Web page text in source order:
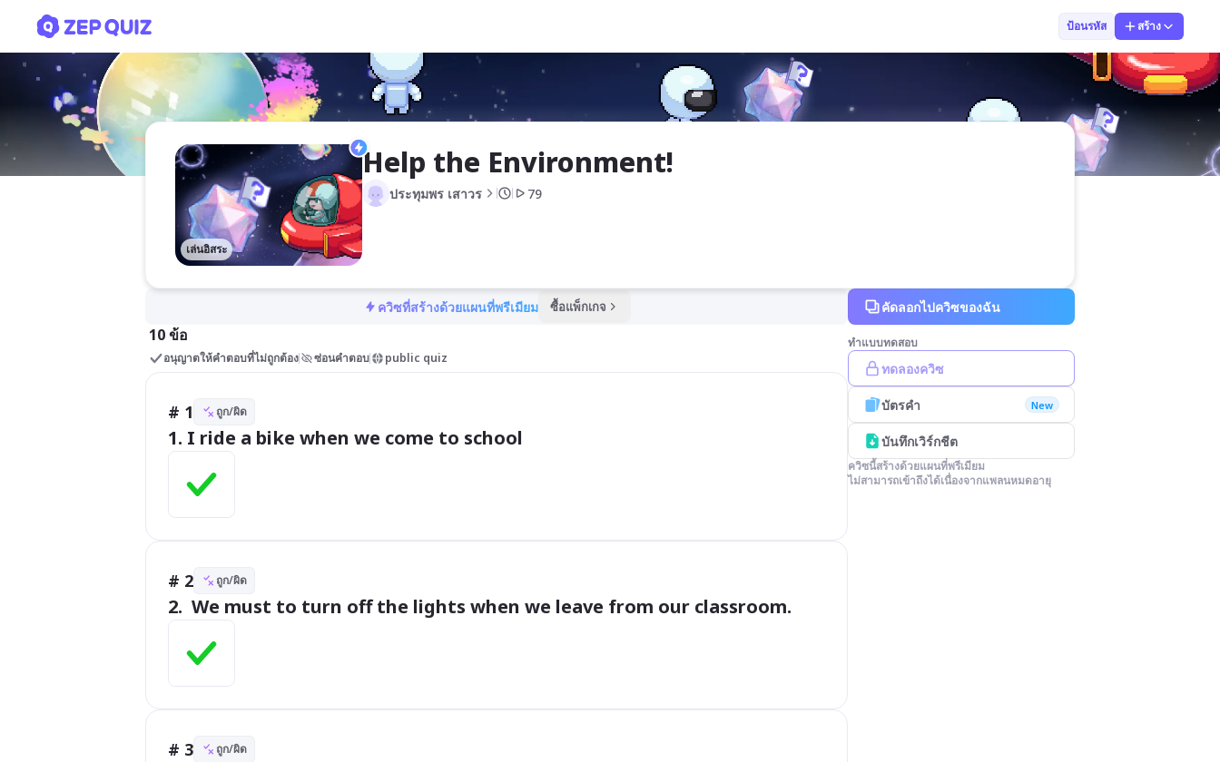
ป้อนรหัส สร้าง
เล่นอิสระ
ประทุมพร เสาวร 79
ควิซที่สร้างด้วยแผนที่พรีเมียม ซื้อแพ็กเกจ
10 ข้อ
อนุญาตให้คำตอบที่ไม่ถูกต้อง ซ่อนคำตอบ public quiz
# 1 ถูก/ผิด
1. I ride a bike when we come to school
# 2 ถูก/ผิด
2.  We must to turn off the lights when we leave from our classroom.
# 3 ถูก/ผิด
คัดลอกไปควิซของฉัน
ทำแบบทดสอบ
ทดลองควิซ
บัตรคำ New
บันทึกเวิร์กชีต
ควิซนี้สร้างด้วยแผนที่พรีเมียม
ไม่สามารถเข้าถึงได้เนื่องจากแพลนหมดอายุ